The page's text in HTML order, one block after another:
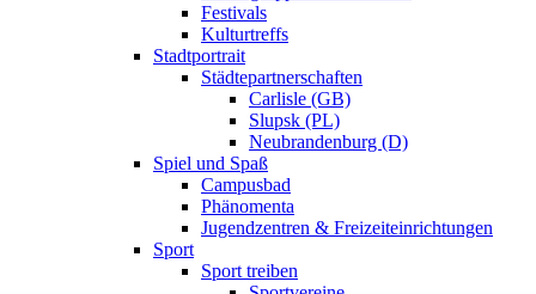
Festivals
Kulturtreffs
Stadtportrait
Städtepartnerschaften
Carlisle (GB)
Slupsk (PL)
Neubrandenburg (D)
Spiel und Spaß
Campusbad
Phänomenta
Jugendzentren & Freizeiteinrichtungen
Sport
Sport treiben